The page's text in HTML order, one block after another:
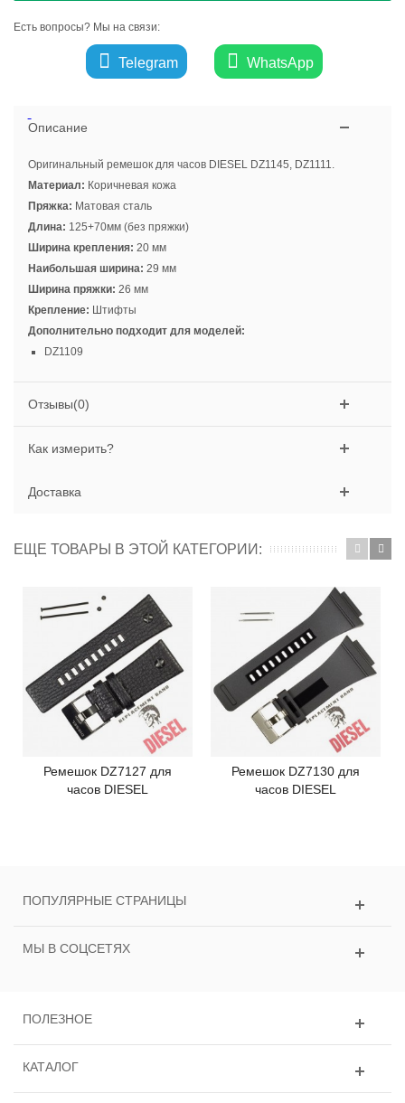
Есть вопросы? Мы на связи:
Telegram WhatsApp
Описание
Оригинальный ремешок для часов DIESEL DZ1145, DZ1111.
Материал: Коричневая кожа
Пряжка: Матовая сталь
Длина: 125+70мм (без пряжки)
Ширина крепления: 20 мм
Наибольшая ширина: 29 мм
Ширина пряжки: 26 мм
Крепление: Штифты
Дополнительно подходит для моделей:
DZ1109
Отзывы(0)
Как измерить?
Доставка
ЕЩЕ ТОВАРЫ В ЭТОЙ КАТЕГОРИИ:
Ремешок DZ7127 для
часов DIESEL
Ремешок DZ7130 для
часов DIESEL
ПОПУЛЯРНЫЕ СТРАНИЦЫ
МЫ В СОЦСЕТЯХ
ПОЛЕЗНОЕ
КАТАЛОГ